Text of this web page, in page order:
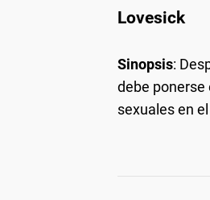
Lovesick
Sinopsis:
debe ponerse
sexuales en